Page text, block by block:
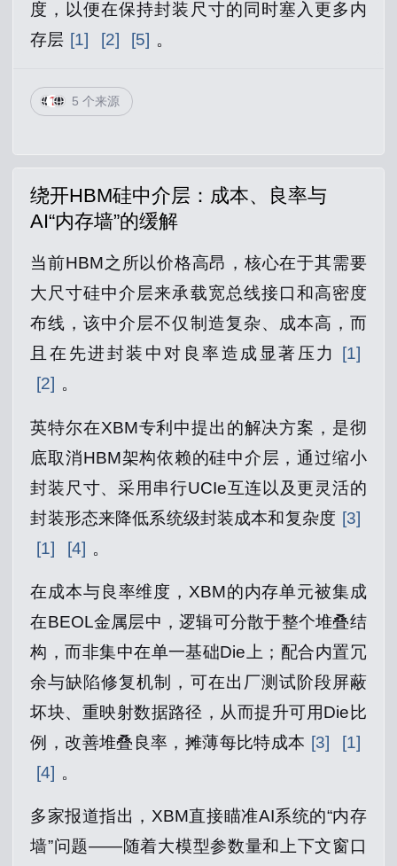
度，以便在保持封装尺寸的同时塞入更多内
存层 [1] [2] [5] 。
5 个来源
绕开HBM硅中介层：成本、良率与
AI“内存墙”的缓解
当前HBM之所以价格高昂，核心在于其需要
大尺寸硅中介层来承载宽总线接口和高密度
布线，该中介层不仅制造复杂、成本高，而
且在先进封装中对良率造成显著压力
[1]
[2] 。
英特尔在XBM专利中提出的解决方案，是彻
底取消HBM架构依赖的硅中介层，通过缩小
封装尺寸、采用串行UCIe互连以及更灵活的
封装形态来降低系统级封装成本和复杂度 [3]
[1]
[4] 。
在成本与良率维度，XBM的内存单元被集成
在BEOL金属层中，逻辑可分散于整个堆叠结
构，而非集中在单一基础Die上；配合内置冗
余与缺陷修复机制，可在出厂测试阶段屏蔽
坏块、重映射数据路径，从而提升可用Die比
例，改善堆叠良率，摊薄每比特成本 [3]
[1]
[4] 。
多家报道指出，XBM直接瞄准AI系统的“内存
墙”问题——随着大模型参数量和上下文窗口